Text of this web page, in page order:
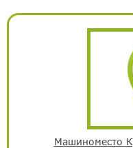
Машиноместо